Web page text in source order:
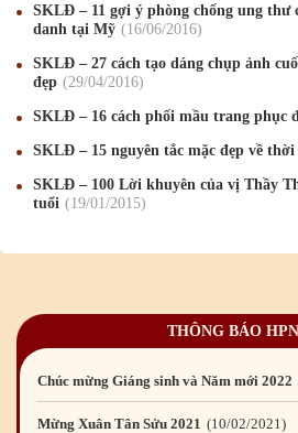
SKLĐ – 11 gợi ý phòng chống ung thư
danh tại Mỹ
16/06/2016
SKLĐ – 27 cách tạo dáng chụp ảnh
đẹp
29/04/2016
SKLĐ – 16 cách phối mầu trang phục
SKLĐ – 15 nguyên tắc mặc đẹp về
SKLĐ – 100 Lời khuyên của vị Thầy
tuổi
19/01 /2015
THÔNG BÁO
Mừng Xuân Bính Ngọ 2026
Chúc mừng Giáng sinh và Năm mới 2026
Chúc mừng Giáng sinh và Năm mới 2025
Chúc mừng Giáng sinh và Năm mới 2024
Mừng Xuân Quý Mão 2023 14/01/2023
Mừng Xuân Nhâm Dần 2022 28/01/2022
Chúc mừng Giáng sinh và Năm mới 2022
Mừng Xuân Tân Sửu 2021 10/02/2021